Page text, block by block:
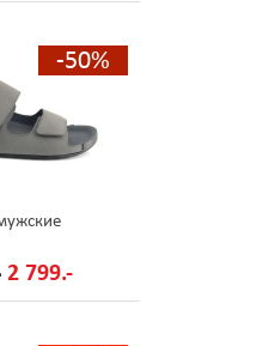
-50%
2 799.-